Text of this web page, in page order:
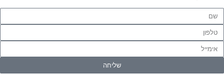
שליחה